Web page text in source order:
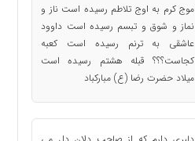
موج کرم به اوج تلاطم رسیده است ناز و
نماز و شوق و تبسم رسیده است داوود
عاشقی به ترنم رسیده است کعبه
کجاست؟؟؟ قبله هشتم رسیده است
میلاد حضرت رضا (ع) مبارکباد